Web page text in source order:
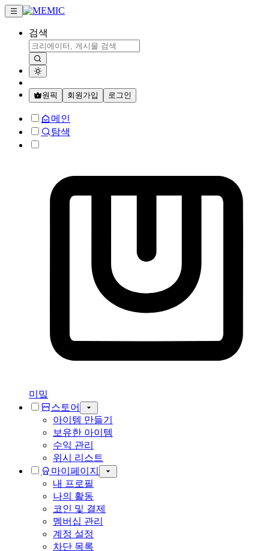
검색
원픽 회원가입 로그인
메인
탐색
미밐
스토어
아이템 만들기
보유한 아이템
수익 관리
위시 리스트
마이페이지
내 프로필
나의 활동
코인 및 결제
멤버십 관리
계정 설정
차단 목록